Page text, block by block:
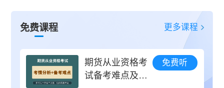
免费课程 更多课程
期货从业资格考
试备考难点及考
免费听